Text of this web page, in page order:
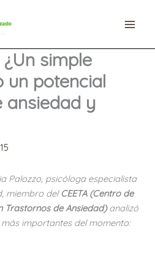
simple
un potencial
ansiedad y
Palozzo, psicóloga especialista
miembro del CEETA (Centro de
Trastornos de Ansiedad)analizó
importantes del momento: